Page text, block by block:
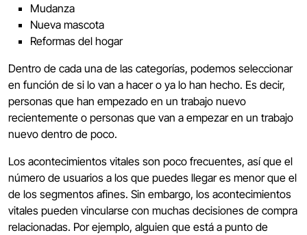
Mudanza
Nueva mascota
Reformas del hogar
Dentro de cada una de las categorías, podemos seleccionar
en función de si lo van a hacer o ya lo han hecho. Es decir,
personas que han empezado en un trabajo nuevo
recientemente o personas que van a empezar en un trabajo
nuevo dentro de poco.
Los acontecimientos vitales son poco frecuentes, así que el
número de usuarios a los que puedes llegar es menor que el
de los segmentos afines. Sin embargo, los acontecimientos
vitales pueden vincularse con muchas decisiones de compra
relacionadas. Por ejemplo, alguien que está a punto de